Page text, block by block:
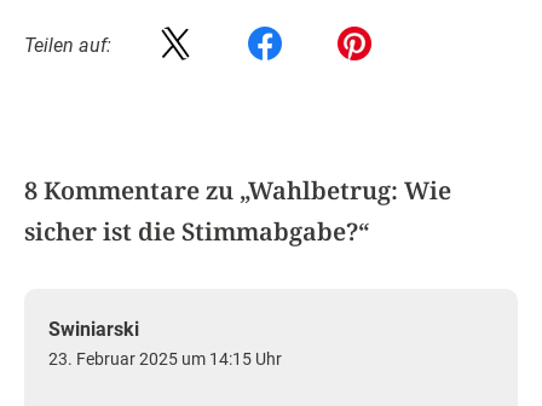
Teilen auf:
8 Kommentare zu „Wahlbetrug: Wie
sicher ist die Stimmabgabe?“
Swiniarski
23. Februar 2025 um 14:15 Uhr